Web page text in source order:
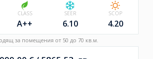
CLASS
A++
SEER
6.10
SCOP
4.20
за помещения от 50 до 70 кв.м.